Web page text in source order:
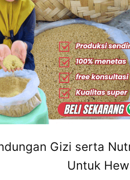
Gizi serta
Untuk